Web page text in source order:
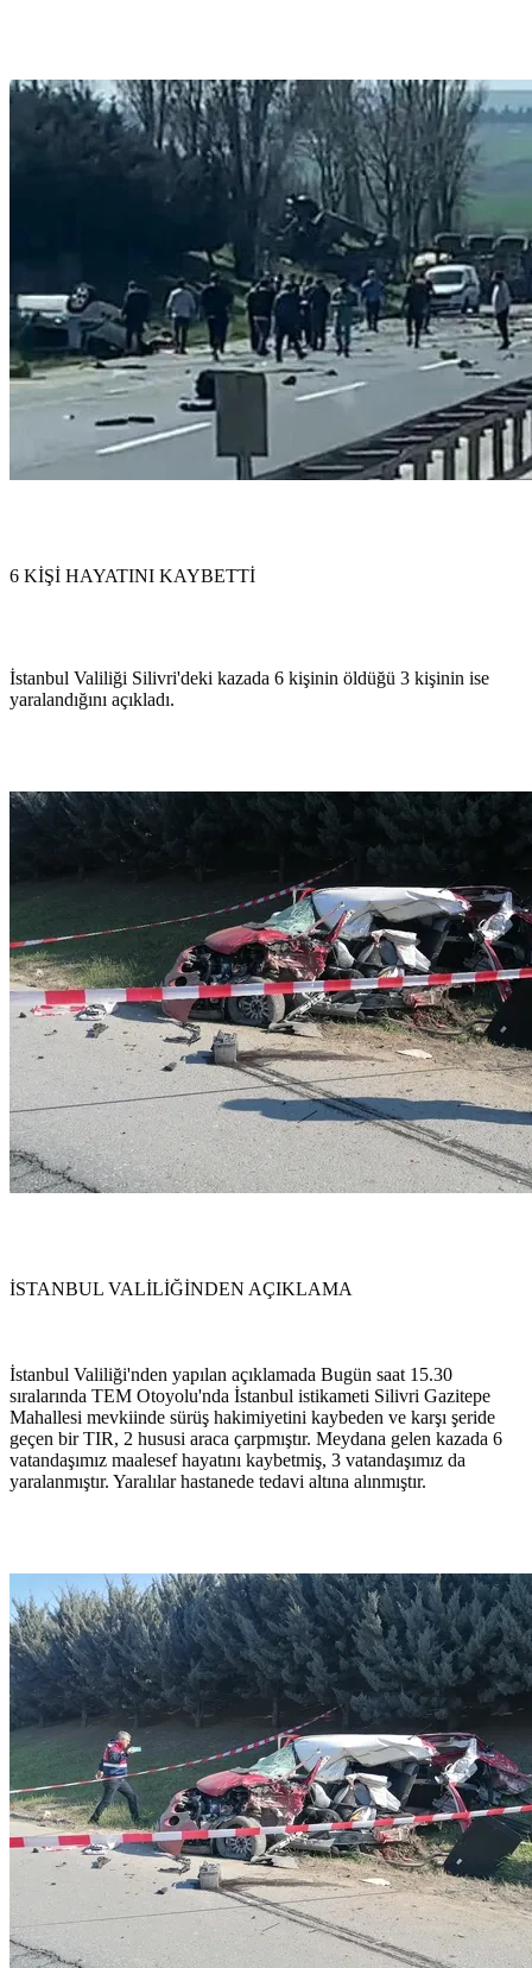
6 KİŞİ HAYATINI KAYBETTİ
İstanbul Valiliği Silivri'deki kazada 6 kişinin öldüğü 3 kişinin ise
yaralandığını açıkladı.
İSTANBUL VALİLİĞİNDEN AÇIKLAMA
İstanbul Valiliği'nden yapılan açıklamada Bugün saat 15.30
sıralarında TEM Otoyolu'nda İstanbul istikameti Silivri Gazitepe
Mahallesi mevkiinde sürüş hakimiyetini kaybeden ve karşı şeride
geçen bir TIR, 2 hususi araca çarpmıştır. Meydana gelen kazada 6
vatandaşımız maalesef hayatını kaybetmiş, 3 vatandaşımız da
yaralanmıştır. Yaralılar hastanede tedavi altına alınmıştır.